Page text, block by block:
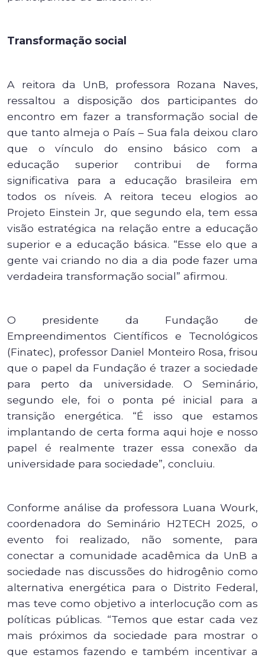
Transformação social
A reitora da UnB, professora Rozana Naves,
ressaltou a disposição dos participantes do
encontro em fazer a transformação social de
que tanto almeja o País – Sua fala deixou claro
que o vínculo do ensino básico com a
educação superior contribui de forma
significativa para a educação brasileira em
todos os níveis. A reitora teceu elogios ao
Projeto Einstein Jr, que segundo ela, tem essa
visão estratégica na relação entre a educação
superior e a educação básica. “Esse elo que a
gente vai criando no dia a dia pode fazer uma
verdadeira transformação social” afirmou.
O presidente da Fundação de
Empreendimentos Científicos e Tecnológicos
(Finatec), professor Daniel Monteiro Rosa, frisou
que o papel da Fundação é trazer a sociedade
para perto da universidade. O Seminário,
segundo ele, foi o ponta pé inicial para a
transição energética. “É isso que estamos
implantando de certa forma aqui hoje e nosso
papel é realmente trazer essa conexão da
universidade para sociedade”, concluiu.
Conforme análise da professora Luana Wourk,
coordenadora do Seminário H2TECH 2025, o
evento foi realizado, não somente, para
conectar a comunidade acadêmica da UnB a
sociedade nas discussões do hidrogênio como
alternativa energética para o Distrito Federal,
mas teve como objetivo a interlocução com as
políticas públicas. “Temos que estar cada vez
mais próximos da sociedade para mostrar o
que estamos fazendo e também incentivar a